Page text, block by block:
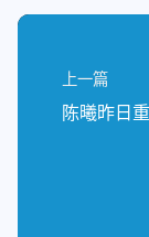
上一篇